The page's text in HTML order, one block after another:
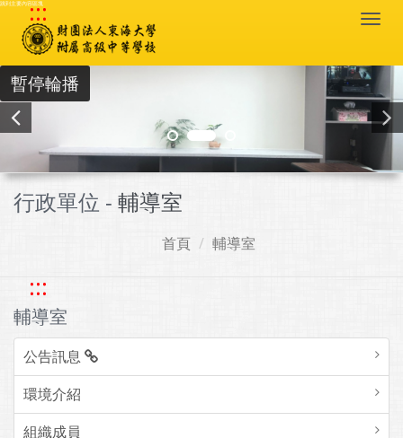
跳到主要內容區塊
:::
暫停輪播
行政單位 - 輔導室
首頁 輔導室
:::
輔導室
公告訊息
環境介紹
組織成員